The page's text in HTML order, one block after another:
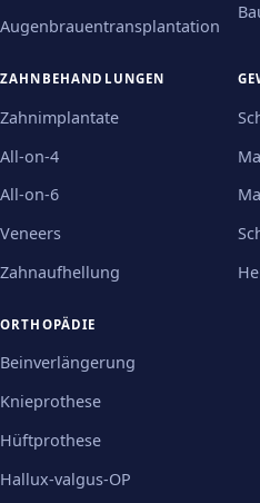
Augenbrauentransplantation
ZAHNBEHANDLUNGEN
Zahnimplantate
All-on-4
All-on-6
Veneers
Zahnaufhellung
ORTHOPÄDIE
Beinverlängerung
Knieprothese
Hüftprothese
Hallux-valgus-OP